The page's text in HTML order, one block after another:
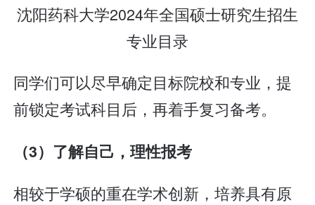
沈阳药科大学2024年全国硕士研究生招生
专业目录
同学们可以尽早确定目标院校和专业，提
前锁定考试科目后，再着手复习备考。
（3）了解自己，理性报考
相较于学硕的重在学术创新，培养具有原